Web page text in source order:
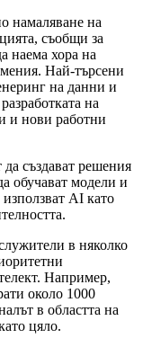
намаляване на
съобщи за
наема хора на
Най-търсени
на данни и
на
и нови работни
създават решения
обучават модели и
използват AI като
в няколко
Например,
около 1000
в областта на
цяло.